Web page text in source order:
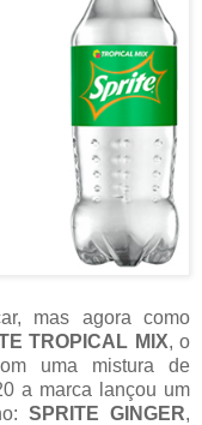
mas agora como
TROPICAL MIX, o
uma mistura de
a marca lançou um
SPRITE GINGER,